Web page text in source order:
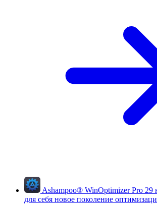
Ashampoo® WinOptimizer Pro 29
для себя новое поколение